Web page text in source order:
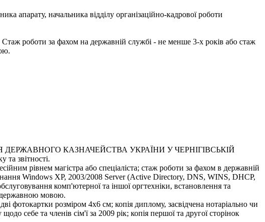
начальника відділу організаційно-кадрової роботи
Стаж роботи за фахом на державній службі - не менше 3-х років або стаж
КАЗНАЧЕЙСТВА УКРАЇНИ У ЧЕРНІГІВСЬКІЙ
та звітності.
рівнем магістра або спеціаліста; стаж роботи за фахом в державній
Windows XP, 2003/2008 Server (Active Directory, DNS, WINS, DHCP,
комп'ютерної та іншої оргтехніки, встановлення та
державною мовою.
фотокартки розміром 4х6 см; копія диплому, засвідчена нотаріально чи
себе та членів сім'ї за 2009 рік; копія першої та другої сторінок